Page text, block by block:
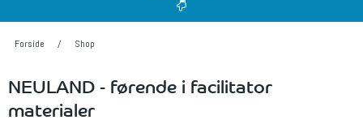
Forside / Shop
NEULAND - førende i facilitator
materialer